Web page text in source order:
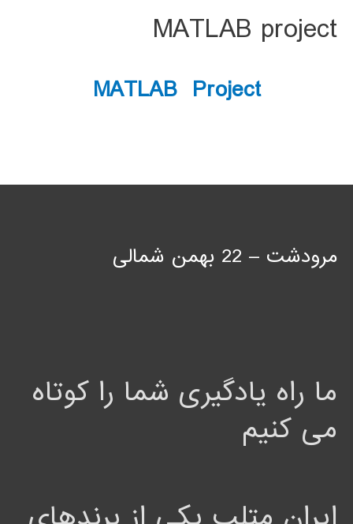
MATLAB project
MATLAB Project
مرودشت – 22 بهمن شمالی
ما راه یادگیری شما را کوتاه
می کنیم